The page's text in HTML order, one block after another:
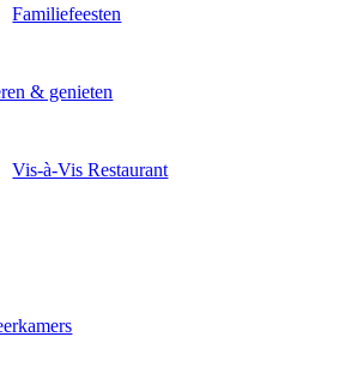
Familiefeesten
& genieten
Vis-à-Vis Restaurant